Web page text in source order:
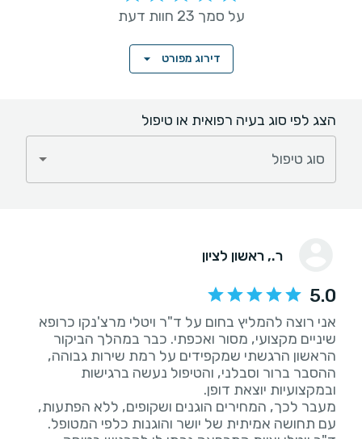
על סמך 23 חוות דעת
דירוג מפורט
הצג לפי סוג בעיה רפואית או טיפול
סוג טיפול
ר., ראשון לציון
5.0
אני רוצה להמליץ בחום על ד"ר ויטלי מרצ'נקו כרופא
שיניים מקצועי, מסור ואכפתי. כבר במהלך הביקור
הראשון הרגשתי שמקפידים על רמת שירות גבוהה,
ההסבר ברור וסבלני, והטיפול נעשה ברגישות
מעבר לכך, המחירים הוגנים ושקופים, ללא הפתעות,